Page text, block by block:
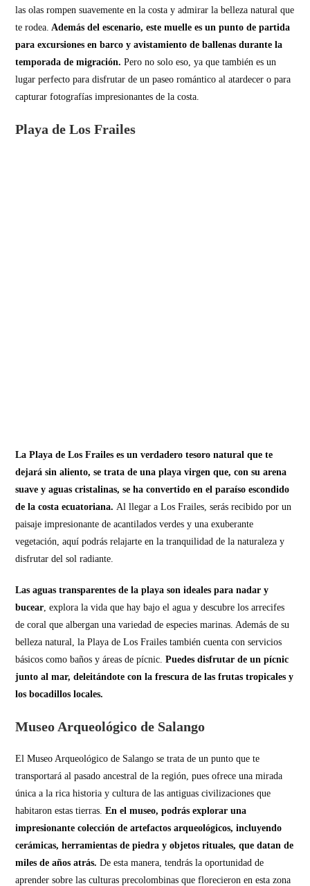
las olas rompen suavemente en la costa y admirar la belleza natural que
te rodea. Además del escenario, este muelle es un punto de partida
para excursiones en barco y avistamiento de ballenas durante la
temporada de migración. Pero no solo eso, ya que también es un
lugar perfecto para disfrutar de un paseo romántico al atardecer o para
capturar fotografías impresionantes de la costa.
Playa de Los Frailes
La Playa de Los Frailes es un verdadero tesoro natural que te
dejará sin aliento, se trata de una playa virgen que, con su arena
suave y aguas cristalinas, se ha convertido en el paraíso escondido
de la costa ecuatoriana.Al llegar a Los Frailes, serás recibido por un
paisaje impresionante de acantilados verdes y una exuberante
vegetación, aquí podrás relajarte en la tranquilidad de la naturaleza y
disfrutar del sol radiante.
Las aguas transparentes de la playa son ideales para nadar y
bucear, explora la vida que hay bajo el agua y descubre los arrecifes
de coral que albergan una variedad de especies marinas. Además de su
belleza natural, la Playa de Los Frailes también cuenta con servicios
básicos como baños y áreas de pícnic. Puedes disfrutar de un pícnic
junto al mar, deleitándote con la frescura de las frutas tropicales y
los bocadillos locales.
Museo Arqueológico de Salango
El Museo Arqueológico de Salango se trata de un punto que te
transportará al pasado ancestral de la región, pues ofrece una mirada
única a la rica historia y cultura de las antiguas civilizaciones que
habitaron estas tierras.En el museo, podrás explorar una
impresionante colección de artefactos arqueológicos, incluyendo
cerámicas, herramientas de piedra y objetos rituales, que datan de
miles de años atrás. De esta manera, tendrás la oportunidad de
aprender sobre las culturas precolombinas que florecieron en esta zona